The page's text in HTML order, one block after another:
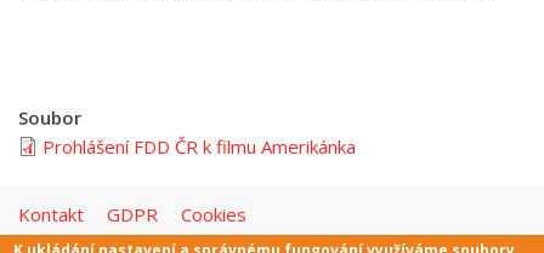
Soubor
Prohlášení FDD ČR k filmu Amerikánka
Kontakt GDPR Cookies